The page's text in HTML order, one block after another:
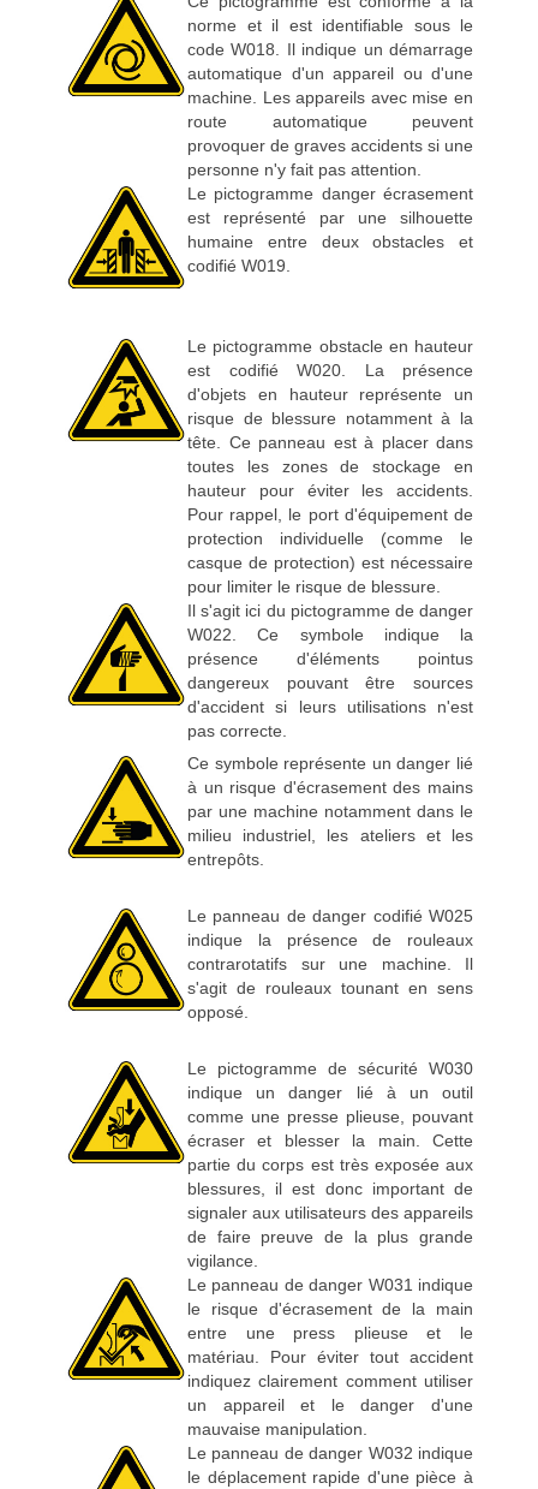
norme et il est identifiable sous le
code W018. Il indique un démarrage
automatique d'un appareil ou d'une
machine. Les appareils avec mise en
route automatique peuvent
provoquer de graves accidents si une
personne n'y fait pas attention.
Le pictogramme danger écrasement
est représenté par une silhouette
humaine entre deux obstacles et
codifié W019.
Le pictogramme obstacle en hauteur
est codifié W020. La présence
d'objets en hauteur représente un
risque de blessure notamment à la
tête. Ce panneau est à placer dans
toutes les zones de stockage en
hauteur pour éviter les accidents.
Pour rappel, le port d'équipement de
protection individuelle (comme le
casque de protection) est nécessaire
pour limiter le risque de blessure.
Il s'agit ici du pictogramme de danger
W022. Ce symbole indique la
présence d'éléments pointus
dangereux pouvant être sources
d'accident si leurs utilisations n'est
pas correcte.
Ce symbole représente un danger lié
à un risque d'écrasement des mains
par une machine notamment dans le
milieu industriel, les ateliers et les
entrepôts.
Le panneau de danger codifié W025
indique la présence de rouleaux
contrarotatifs sur une machine. Il
s'agit de rouleaux tounant en sens
opposé.
Le pictogramme de sécurité W030
indique un danger lié à un outil
comme une presse plieuse, pouvant
écraser et blesser la main. Cette
partie du corps est très exposée aux
blessures, il est donc important de
signaler aux utilisateurs des appareils
de faire preuve de la plus grande
vigilance.
Le panneau de danger W031 indique
le risque d'écrasement de la main
entre une press plieuse et le
matériau. Pour éviter tout accident
indiquez clairement comment utiliser
un appareil et le danger d'une
mauvaise manipulation.
Le panneau de danger W032 indique
le déplacement rapide d'une pièce à